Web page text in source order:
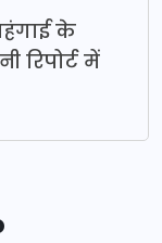
के
रिपोर्ट में